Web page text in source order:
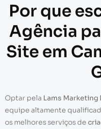
Por que
Agência
Site em
Optar pela Lams Marketing
equipe altamente
os melhores serviços de